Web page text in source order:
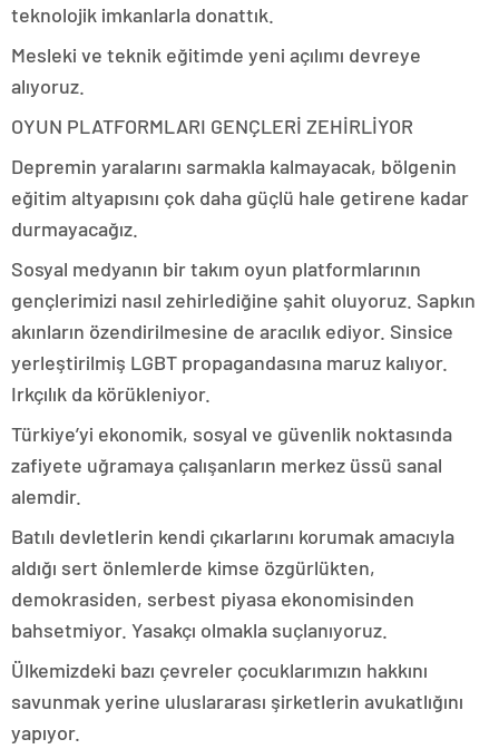
teknolojik imkanlarla donattık.
Mesleki ve teknik eğitimde yeni açılımı devreye
alıyoruz.
OYUN PLATFORMLARI GENÇLERİ ZEHİRLİYOR
Depremin yaralarını sarmakla kalmayacak, bölgenin
eğitim altyapısını çok daha güçlü hale getirene kadar
durmayacağız.
Sosyal medyanın bir takım oyun platformlarının
gençlerimizi nasıl zehirlediğine şahit oluyoruz. Sapkın
akınların özendirilmesine de aracılık ediyor. Sinsice
yerleştirilmiş LGBT propagandasına maruz kalıyor.
Irkçılık da körükleniyor.
Türkiye’yi ekonomik, sosyal ve güvenlik noktasında
zafiyete uğramaya çalışanların merkez üssü sanal
alemdir.
Batılı devletlerin kendi çıkarlarını korumak amacıyla
aldığı sert önlemlerde kimse özgürlükten,
demokrasiden, serbest piyasa ekonomisinden
bahsetmiyor. Yasakçı olmakla suçlanıyoruz.
Ülkemizdeki bazı çevreler çocuklarımızın hakkını
savunmak yerine uluslararası şirketlerin avukatlığını
yapıyor.